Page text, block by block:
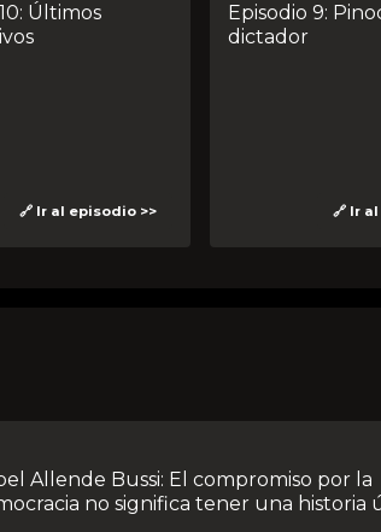
🔗 Ir al episodio >>
Episodio 9: Pinochet,
dictador
🔗 Ir
no significa tener una historia